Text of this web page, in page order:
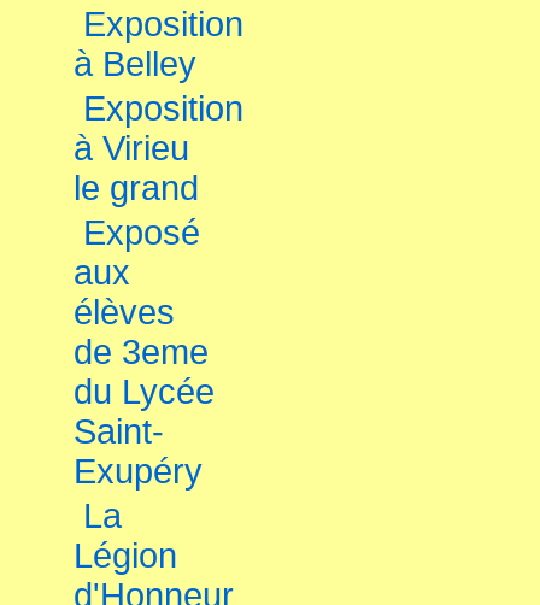
Exposition
à Belley
Exposition
à Virieu
le grand
Exposé
aux
élèves
de 3eme
du Lycée
Saint-
Exupéry
La
Légion
d'Honneur